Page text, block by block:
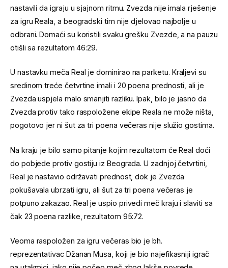
nastavili da igraju u sjajnom ritmu. Zvezda nije imala rješenje
za igru Reala, a beogradski tim nije djelovao najbolje u
odbrani. Domaći su koristili svaku grešku Zvezde, a na pauzu
otišli sa rezultatom 46:29.
U nastavku meča Real je dominirao na parketu. Kraljevi su
sredinom treće četvrtine imali i 20 poena prednosti, ali je
Zvezda uspjela malo smanjiti razliku. Ipak, bilo je jasno da
Zvezda protiv tako raspoložene ekipe Reala ne može ništa,
pogotovo jer ni šut za tri poena večeras nije služio gostima.
Na kraju je bilo samo pitanje kojim rezultatom će Real doći
do pobjede protiv gostiju iz Beograda. U zadnjoj četvrtini,
Real je nastavio održavati prednost, dok je Zvezda
pokušavala ubrzati igru, ali šut za tri poena večeras je
potpuno zakazao. Real je uspio privedi meč kraju i slaviti sa
čak 23 poena razlike, rezultatom 95:72.
Veoma raspoložen za igru večeras bio je bh.
reprezentativac Džanan Musa, koji je bio najefikasniji igrač